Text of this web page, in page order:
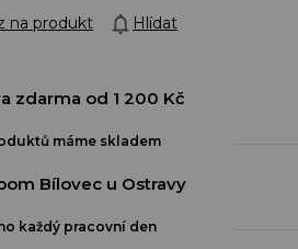
na produkt Hlídat
zdarma od 1 200 Kč
máme skladem
Bílovec u Ostravy
každý pracovní den